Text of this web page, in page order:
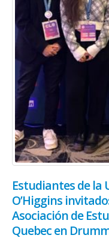
Estudiantes de la
O’Higgins
Asociación de
Quebec en